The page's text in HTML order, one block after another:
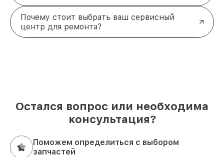
Почему стоит выбрать ваш сервисный
центр для ремонта?
Остался вопрос или необходима
консультация?
Поможем определиться с выбором
запчастей